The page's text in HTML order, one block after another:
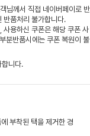
님께서 직접 네이버페이로 반
반품처리 불가합니다.
사용하신 쿠폰은 해당 쿠폰 사
분반품시에는 쿠폰 복원이 불
합니다.
부착된 택을 제거한 경